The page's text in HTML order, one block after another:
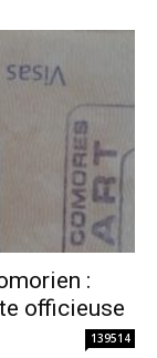
:
officieuse
139514